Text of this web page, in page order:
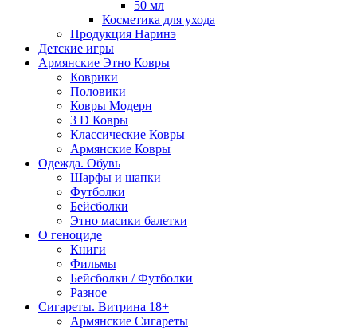
50 мл
Косметика для ухода
Продукция Наринэ
Детские игры
Армянские Этно Ковры
Коврики
Половики
Ковры Модерн
3 D Ковры
Классические Ковры
Армянские Ковры
Одежда. Обувь
Шарфы и шапки
Футболки
Бейсболки
Этно масики балетки
О геноциде
Книги
Фильмы
Бейсболки / Футболки
Разное
Сигареты. Витрина 18+
Армянские Сигареты